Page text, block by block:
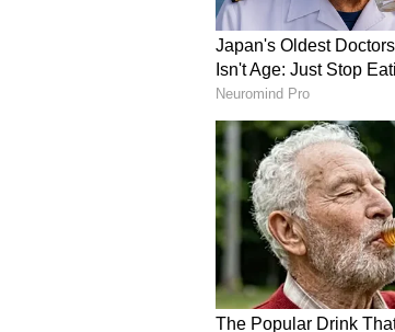
4